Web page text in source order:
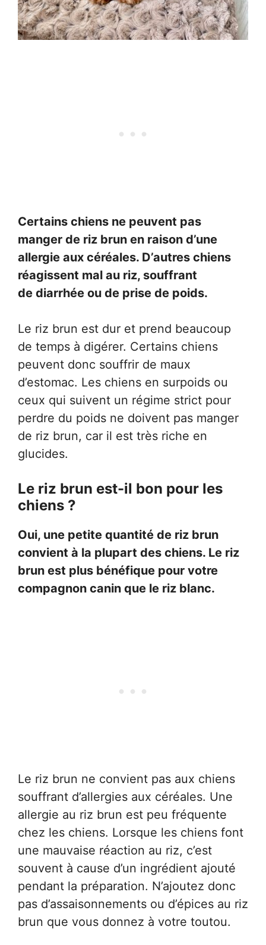
Certains chiens ne peuvent pas
manger de riz brun en raison d’une
allergie aux céréales. D’autres chiens
réagissent mal au riz, souffrant
de diarrhée ou de prise de poids.
Le riz brun est dur et prend beaucoup
de temps à digérer. Certains chiens
peuvent donc souffrir de maux
d’estomac. Les chiens en surpoids ou
ceux qui suivent un régime strict pour
perdre du poids ne doivent pas manger
de riz brun, car il est très riche en
glucides.
Le riz brun est-il bon pour les
chiens ?
Oui, une petite quantité de riz brun
convient à la plupart des chiens. Le riz
brun est plus bénéfique pour votre
compagnon canin que le riz blanc.
Le riz brun ne convient pas aux chiens
souffrant d’allergies aux céréales. Une
allergie au riz brun est peu fréquente
chez les chiens. Lorsque les chiens font
une mauvaise réaction au riz, c’est
souvent à cause d’un ingrédient ajouté
pendant la préparation. N’ajoutez donc
pas d’assaisonnements ou d’épices au riz
brun que vous donnez à votre toutou.